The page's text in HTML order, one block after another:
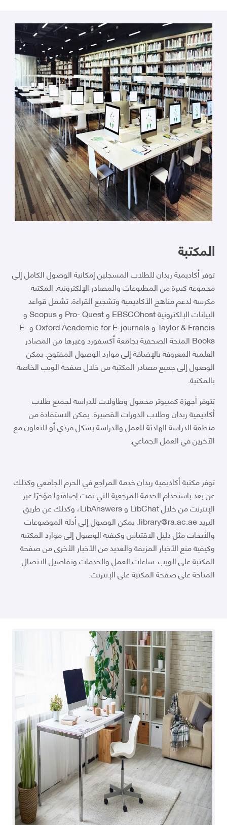
المكتبة
توفر أكاديمية ربدان للطلاب المسجلين إمكانية الوصول الكامل إلى
مجموعة كبيرة من المطبوعات والمصادر الإلكترونية. المكتبة
مكرسة لدعم مناهج الأكاديمية وتشجيع القراءة. تشمل قواعد
البيانات الإلكترونية EBSCOhost و Pro- Quest و Scopus و
Taylor & Francis و Oxford Academic for E-journals و E-
Books المنحة الصحفية بجامعة أكسفورد وغيرها من المصادر
العلمية المعروفة بالإضافة إلى موارد الوصول المفتوح. يمكن
الوصول إلى جميع مصادر المكتبة من خلال صفحة الويب الخاصة
بالمكتبة.
تتوفر أجهزة كمبيوتر محمول وطاولات للدراسة لجميع طلاب
أكاديمية ربدان وطلاب الدورات القصيرة. يمكن الاستفادة من
منطقة الدراسة الهادئة للعمل والدراسة بشكل فردي أو للتعاون مع
الآخرين في العمل الجماعي.
توفر مكتبة أكاديمية ربدان خدمة المراجع في الحرم الجامعي وكذلك
عن بعد باستخدام الخدمة المرجعية التي تمت إضافتها مؤخرًا عبر
الإنترنت من خلال LibChat و LibAnswers، وكذلك عن طريق
البريد library@ra.ac.ae. يمكن الوصول إلى أدلة الموضوعات
والأبحاث مثل دليل الاقتباس وكيفية الوصول إلى موارد المكتبة
وكيفية منع الأخبار المزيفة والعديد من الأخبار الأخرى من صفحة
المكتبة على الويب. ساعات العمل والخدمات وتفاصيل الاتصال
المتاحة على صفحة المكتبة على الإنترنت.